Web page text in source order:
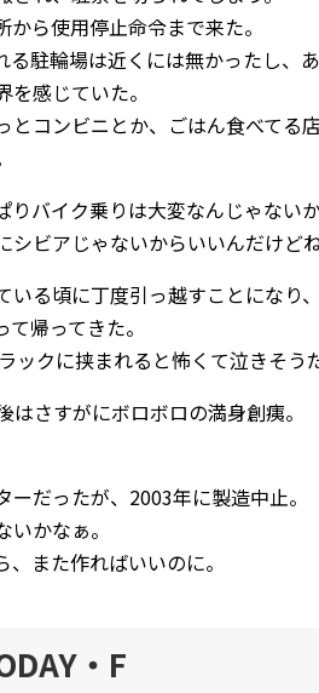
ら使用停止命令まで来た。
駐輪場は近くには無かったし、あ
感じていた。
とコンビニとか、ごはん食べてる
バイク乗りは大変なんじゃない
ビアじゃないからいいんだけどね
いる頃に丁度引っ越すことになり
帰ってきた。
ックに挟まれると怖くて泣きそう
さすがにボロボロの満身創痍。
だったが、2003年に製造中止。
かなぁ。
また作ればいいのに。
・F